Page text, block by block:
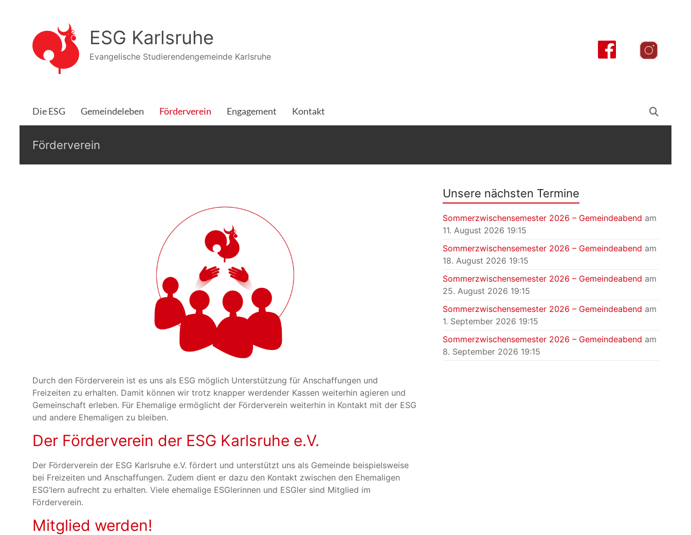
Inhalt
springen
ESG Karlsruhe
Evangelische Studierendengemeinde Karlsruhe
Die ESG Gemeindeleben Förderverein Engagement Kontakt
Förderverein
Durch den Förderverein ist es uns als ESG möglich Unterstützung für Anschaffungen und
Freizeiten zu erhalten. Damit können wir trotz knapper werdender Kassen weiterhin agieren und
Gemeinschaft erleben. Für Ehemalige ermöglicht der Förderverein weiterhin in Kontakt mit der ESG
und andere Ehemaligen zu bleiben.
Der Förderverein der ESG Karlsruhe e.V.
Der Förderverein der ESG Karlsruhe e.V. fördert und unterstützt uns als Gemeinde beispielsweise
bei Freizeiten und Anschaffungen. Zudem dient er dazu den Kontakt zwischen den Ehemaligen
ESG’lern aufrecht zu erhalten. Viele ehemalige ESGlerinnen und ESGler sind Mitglied im
Förderverein.
Mitglied werden!
Unsere nächsten Termine
Sommerzwischensemester 2026 – Gemeindeabend am
11. August 2026 19:15
Sommerzwischensemester 2026 – Gemeindeabend am
18. August 2026 19:15
Sommerzwischensemester 2026 – Gemeindeabend am
25. August 2026 19:15
Sommerzwischensemester 2026 – Gemeindeabend am
1. September 2026 19:15
Sommerzwischensemester 2026 – Gemeindeabend am
8. September 2026 19:15